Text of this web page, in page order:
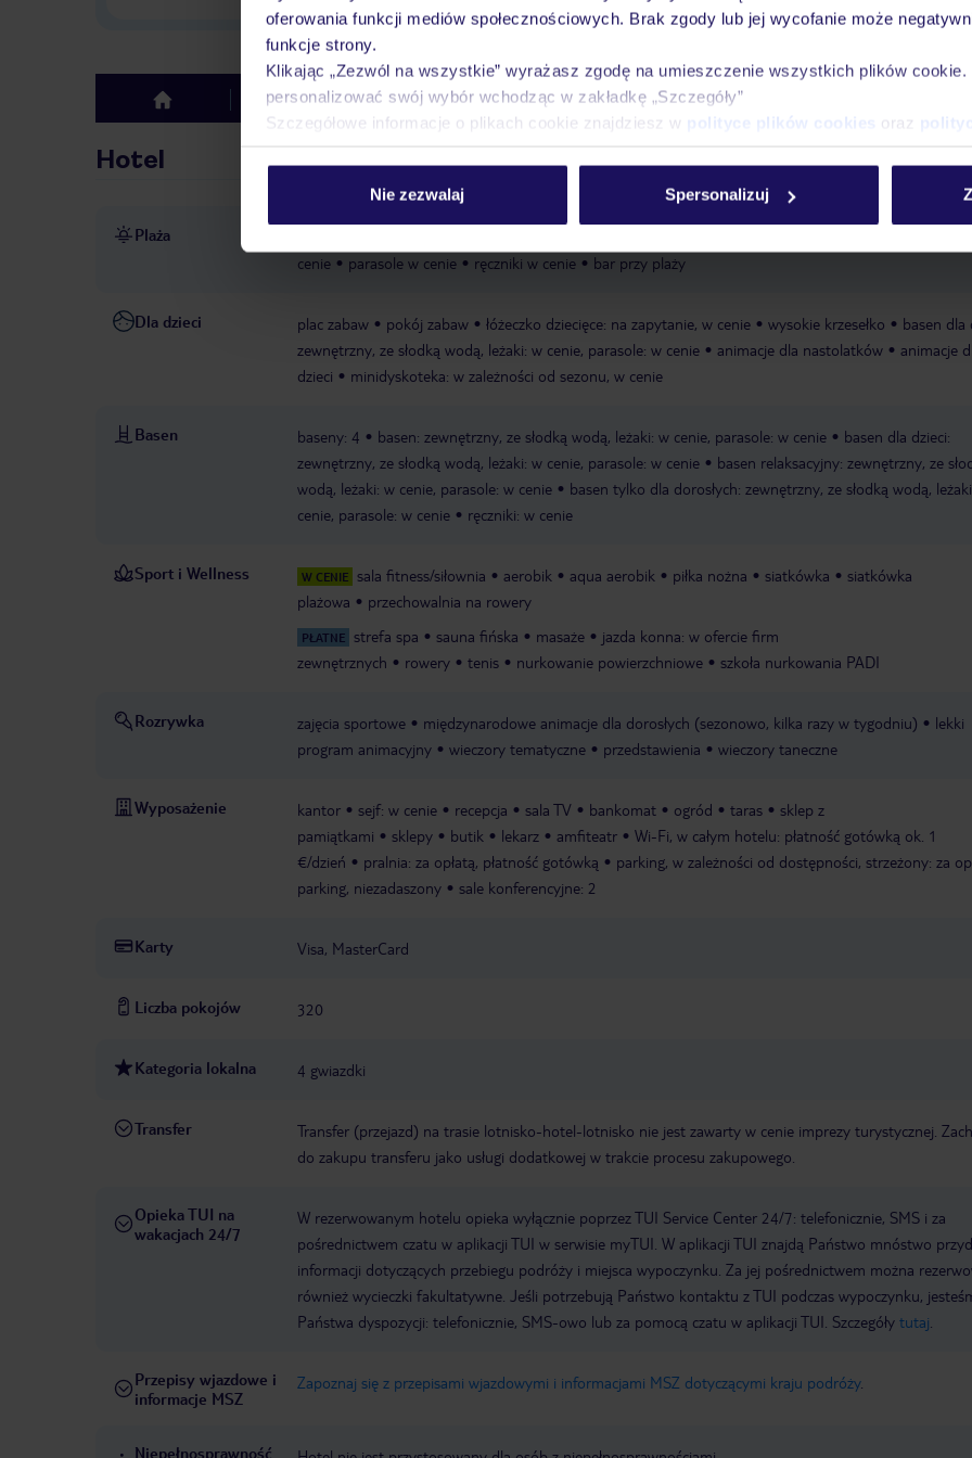
oferowania funkcji mediów społecznościowych. Brak zgody lub jej wycofanie może
funkcje strony.
Klikając „Zezwól na wszystkie” wyrażasz zgodę na umieszczenie wszystkich plików
personalizować swój wybór wchodząc w zakładkę „Szczegóły”
Szczegółowe informacje o plikach cookie znajdziesz w polityce plików cookies oraz
Nie zezwalaj Spersonalizuj
top Hotel Opinie Pokoje Wyżywienie
Hotel
Plaża
cenie
parasole w cenie ręczniki w cenie bar przy plaży
Dla dzieci plac zabaw pokój zabaw łóżeczko dziecięce: na zapytanie, w cenie wysokie krzesełko
basen dla
zewnętrzny, ze słodką wodą, leżaki: w cenie, parasole: w cenie
animacje dla nastolatków
animacje
dzieci
minidyskoteka: w zależności od sezonu, w cenie
Basen baseny: 4 basen: zewnętrzny, ze słodką wodą, leżaki: w cenie, parasole: w cenie
basen dla dzieci:
zewnętrzny, ze słodką wodą, leżaki: w cenie, parasole: w cenie
basen relaksacyjny: zewnętrzny, ze
wodą, leżaki: w cenie, parasole: w cenie
basen tylko dla dorosłych: zewnętrzny, ze słodką wodą,
cenie, parasole: w cenie
ręczniki: w cenie
Sport i Wellness W CENIE sala fitness/siłownia aerobik aqua aerobik piłka nożna siatkówka
siatkówka
plażowa
przechowalnia na rowery
PŁATNE strefa spa sauna fińska masaże
jazda konna: w ofercie firm
zewnętrznych
rowery tenis nurkowanie powierzchniowe szkoła nurkowania PADI
Rozrywka zajęcia sportowe międzynarodowe animacje dla dorosłych (sezonowo, kilka razy w tygodniu)
lekki
program animacyjny
wieczory tematyczne przedstawienia wieczory taneczne
Wyposażenie kantor sejf: w cenie recepcja sala TV bankomat ogród taras
sklep z
pamiątkami
sklepy butik lekarz amfiteatr
Wi-Fi, w całym hotelu: płatność gotówką ok. 1
€/dzień
pralnia: za opłatą, płatność gotówką
parking, w zależności od dostępności, strzeżony: za
parking, niezadaszony
sale konferencyjne: 2
Karty Visa, MasterCard
Liczba pokojów 320
Kategoria lokalna 4 gwiazdki
Transfer
Transfer (przejazd) na trasie lotnisko-hotel-lotnisko nie jest zawarty w cenie imprezy turystycznej.
do zakupu transferu jako usługi dodatkowej w trakcie procesu zakupowego.
Opieka TUI na
wakacjach 24/7
W rezerwowanym hotelu opieka wyłącznie poprzez TUI Service Center 24/7: telefonicznie, SMS i za
pośrednictwem czatu w aplikacji TUI w serwisie myTUI. W aplikacji TUI znajdą Państwo mnóstwo
informacji dotyczących przebiegu podróży i miejsca wypoczynku. Za jej pośrednictwem można
również wycieczki fakultatywne. Jeśli potrzebują Państwo kontaktu z TUI podczas wypoczynku,
Państwa dyspozycji: telefonicznie, SMS-owo lub za pomocą czatu w aplikacji TUI. Szczegóły tutaj
Przepisy wjazdowe i
informacje MSZ
Zapoznaj się z przepisami wjazdowymi i informacjami MSZ dotyczącymi kraju podróży.
Niepełnosprawność